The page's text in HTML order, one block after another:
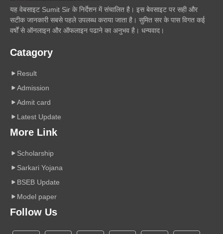
यह वेबसाइट Sumit Sir के निर्देशन में संचालित है। इस बेवसाइट पर सही और
सटीक जानकारी सबसे पहले उपलब्ध कराया जाता है। सुमित सर के पास विगत कई
वर्षों से ऑनलाइन और ऑफलाइन पढाने का अनुभव है। धन्यवाद।
Catagory
Result
Admission
Admit card
Latest Update
More Link
Scholarship
Sarkari Yojana
BSEB Update
Model paper
Follow Us